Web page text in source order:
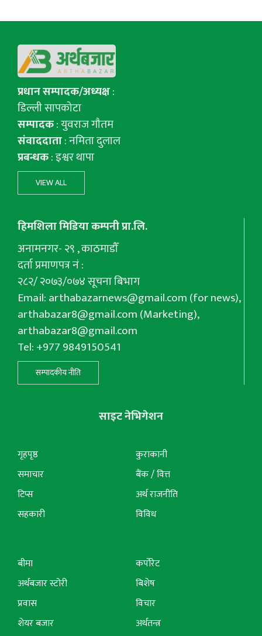
प्रधान सम्पादक/अध्यक्ष:
डिल्ली सापकोटा
सम्पादक: युवराज गाैतम
संवाददाता: नमिता दुलाल
प्रबन्धक: इश्वर थापा
VIEW ALL
हिमशिला मिडिया कम्पनी प्रा.लि.
अनामनगर- २९ , काठमाडौँ
दर्ता प्रमाणपत्र नं :
२८२/ २०७३/०७४ सूचना बिभाग
Email:arthabazarnews@gmail.com(for news),
arthabazar8@gmail.com(Marketing),
arthabazar8@gmail.com
Tel: +977 9849150541
सम्पादकीय नीति
साइट नेभिगेशन
गृहपृष्ठ
समाचार
टिप्स
सहकारी
कुराकानी
बैंक / वित्त
अर्थ राजनीति
विविध
बीमा
अर्थबजार स्टोरी
प्रवास
शेयर बजार
कर्पोरेट
बिशेष
विचार
अर्थतन्त्र